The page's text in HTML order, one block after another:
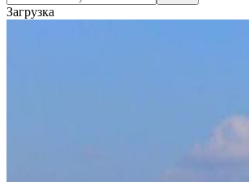
Загрузка